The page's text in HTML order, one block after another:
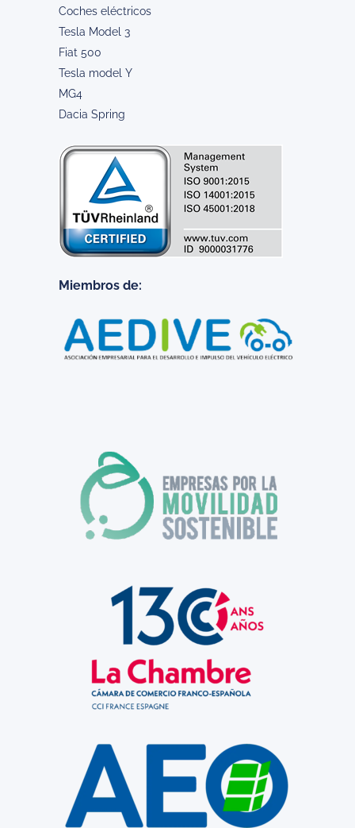
Coches eléctricos
Tesla Model 3
Fiat 500
Tesla model Y
MG4
Dacia Spring
Miembros de: